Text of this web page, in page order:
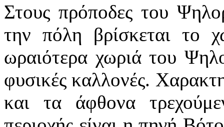
Στους πρόποδες του
την πόλη βρίσκεται το
ωραιότερα χωριά του
φυσικές καλλονές.
και τα άφθονα